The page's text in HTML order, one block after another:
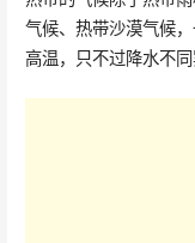
气候、热带沙漠气候
高温，只不过降水不